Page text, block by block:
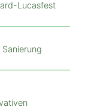
Lucasfest